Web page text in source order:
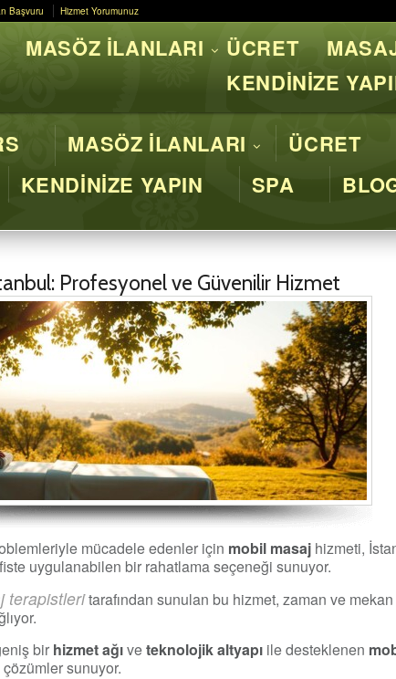
Başvuru Hizmet Yorumunuz
Masaj İstanbul -
MASÖZ İLANLARI ÜCRET
KENDİNİZE YAPIN
SPA
Profesyonel ve Güvenilir Hizmet
mücadele edenler için mobil masaj hizmeti,
uygulanabilen bir rahatlama seçeneği sunuyor.
terapistleritarafından sunulan bu hizmet, zaman ve mekan
bir hizmet ağıveteknolojik altyapı ile desteklenen
çözümler sunuyor.
Başvuru Hizmet Yorumunuz
MASÖZ İLANLARI ÜCRET
KENDİNİZE